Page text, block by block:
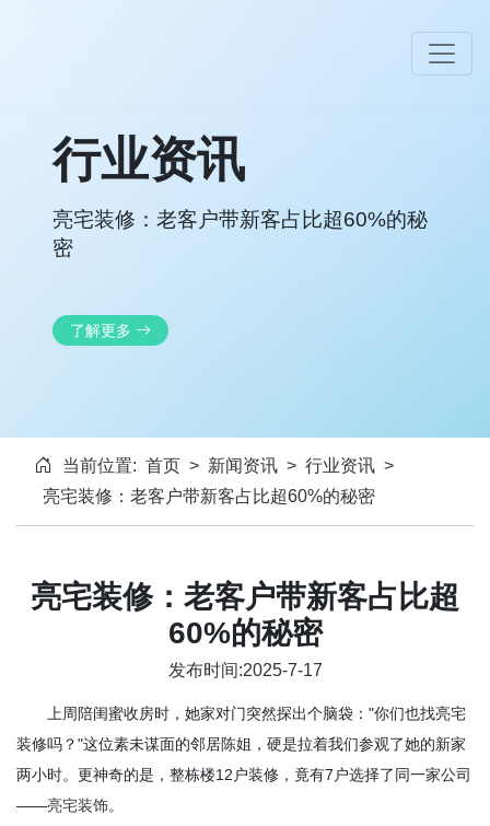
行业资讯
亮宅装修：老客户带新客占比超60%的秘
密
了解更多
当前位置: 首页 > 新闻资讯 > 行业资讯 >
亮宅装修：老客户带新客占比超60%的秘密
亮宅装修：老客户带新客占比超
60%的秘密
发布时间:2025-7-17
上周陪闺蜜收房时，她家对门突然探出个脑袋："你们也找亮宅
装修吗？"这位素未谋面的邻居陈姐，硬是拉着我们参观了她的新家
两小时。更神奇的是，整栋楼12户装修，竟有7户选择了同一家公司
——亮宅装饰。